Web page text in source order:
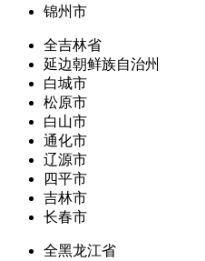
锦州市
全吉林省
延边朝鲜族自治州
白城市
松原市
白山市
通化市
辽源市
四平市
吉林市
长春市
全黑龙江省